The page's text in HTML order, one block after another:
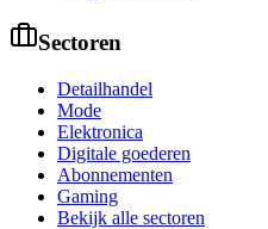
Sectoren
Detailhandel
Mode
Elektronica
Digitale goederen
Abonnementen
Gaming
Bekijk alle sectoren